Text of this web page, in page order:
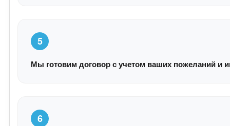
5
Мы готовим договор с учетом ваших пожеланий и
6